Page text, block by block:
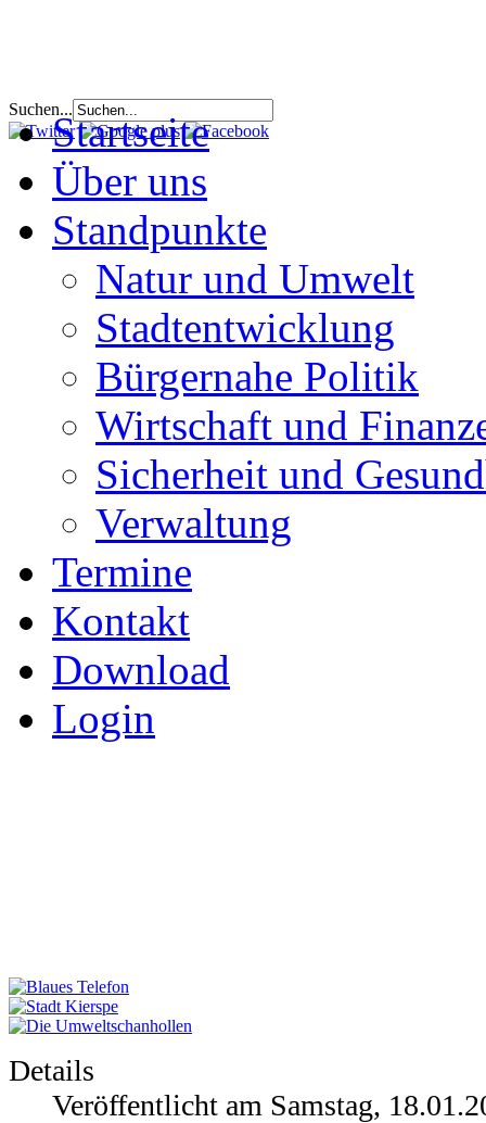
Suchen...Startseite
Über uns
Standpunkte
Natur und Umwelt
Stadtentwicklung
Bürgernahe Politik
Wirtschaft und
Sicherheit und
Verwaltung
Termine
Kontakt
Download
Login
Details
Veröffentlicht am Samstag,